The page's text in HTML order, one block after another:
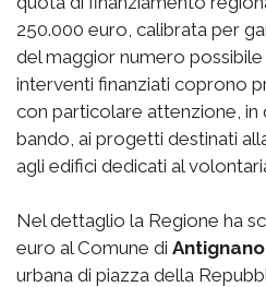
250.000 euro, calibrata per
del maggior numero possibile
interventi finanziati coprono
con particolare attenzione, in
bando, ai progetti destinati
agli edifici dedicati al
Nel dettaglio la Regione ha
euro al Comune di Antignano
urbana di piazza della